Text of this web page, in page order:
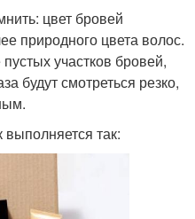
цвет бровей
природного цвета волос.
участков бровей,
будут смотреться резко,
так: